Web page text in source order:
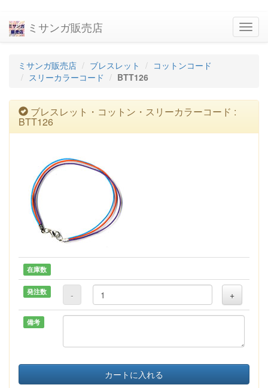
ミサンガ販売店
ミサンガ販売店 ブレスレット
コットンコード
スリーカラーコード
BTT126
ブレスレット・コットン・スリーカラーコード :
BTT126
在庫数
発注数 - +
備考
カートに入れる